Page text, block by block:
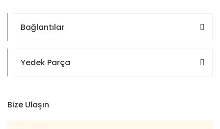
Bağlantılar
Yedek Parça
Bize Ulaşın